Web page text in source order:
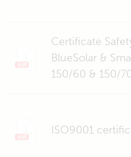
Certificate
BlueSolar &
150/60 & 150/
ISO9001